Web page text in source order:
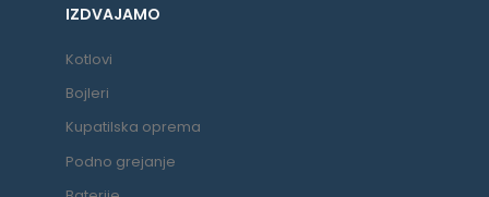
IZDVAJAMO
Kotlovi
Bojleri
Kupatilska oprema
Podno grejanje